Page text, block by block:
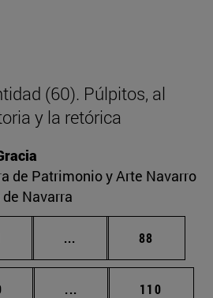
(60). Púlpitos, al
y la retórica
de Patrimonio y Arte Navarro
Navarra
... Páginas intermedias
Página
88
... Páginas intermedias
Página
110